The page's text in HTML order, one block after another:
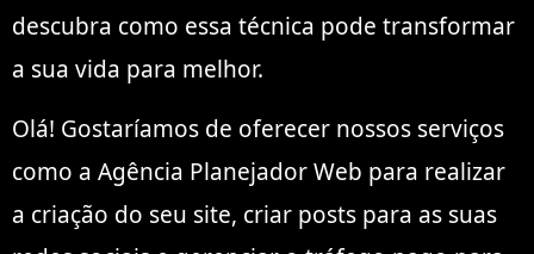
descubra como essa técnica pode transformar
a sua vida para melhor.
Olá! Gostaríamos de oferecer nossos serviços
como a Agência Planejador Web para realizar
a criação do seu site, criar posts para as suas